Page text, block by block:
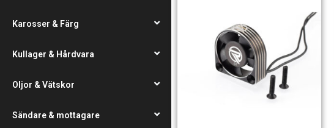
Karosser & Färg
Kullager & Hårdvara
Oljor & Vätskor
Sändare & mottagare